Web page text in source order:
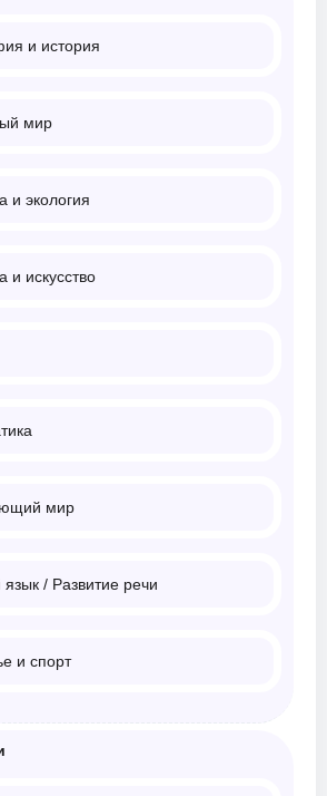
и история
мир
и экология
и искусство
мир
язык / Развитие речи
и спорт